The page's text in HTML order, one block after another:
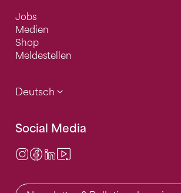
Jobs
Medien
Shop
Meldestellen
Deutsch
Social Media
Instagram
Facebook
LinkedIn